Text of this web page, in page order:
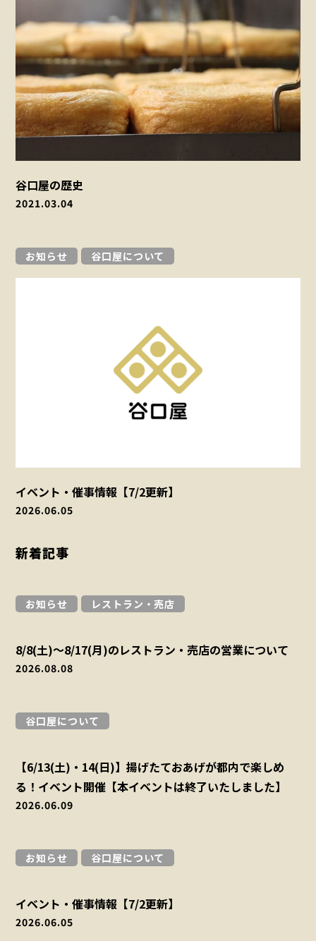
谷口屋の歴史
2021.03.04
お知らせ 谷口屋について
イベント・催事情報【7/2更新】
2026.06.05
新着記事
お知らせ レストラン・売店
8/8(土)～8/17(月)のレストラン・売店の営業について
2026.08.08
谷口屋について
【6/13(土)・14(日)】揚げたておあげが都内で楽しめ
る！イベント開催【本イベントは終了いたしました】
2026.06.09
お知らせ 谷口屋について
イベント・催事情報【7/2更新】
2026.06.05